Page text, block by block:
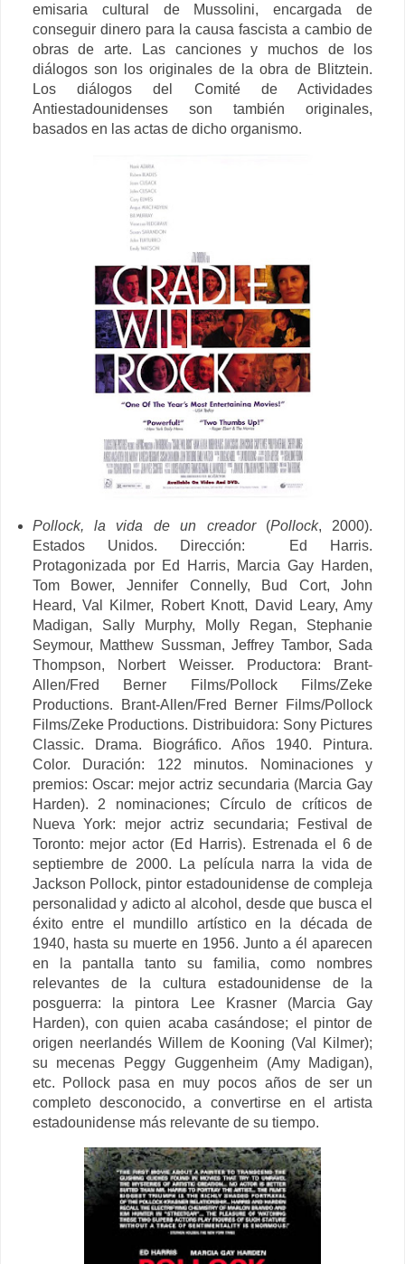
emisaria cultural de Mussolini, encargada de
conseguir dinero para la causa fascista a cambio de
obras de arte.
Las canciones y muchos de los
diálogos son los originales de la obra de Blitztein.
Los diálogos del Comité de Actividades
Antiestadounidenses son también originales,
basados en las actas de dicho organismo.
Pollock, la vida de un creador(Pollock, 2000).
Estados Unidos. Dirección: Ed Harris.
Protagonizada por Ed Harris, Marcia Gay Harden,
Tom Bower, Jennifer Connelly, Bud Cort, John
Heard, Val Kilmer, Robert Knott, David Leary, Amy
Madigan, Sally Murphy, Molly Regan, Stephanie
Seymour, Matthew Sussman, Jeffrey Tambor, Sada
Thompson, Norbert Weisser. Productora: Brant-
Allen/Fred Berner Films/Pollock Films/Zeke
Productions. Brant-Allen/Fred Berner Films/Pollock
Films/Zeke Productions. Distribuidora: Sony Pictures
Classic.
Drama. Biográfico. Años 1940. Pintura.
Color. Duración: 122 minutos. Nominaciones y
premios: Oscar: mejor actriz secundaria (Marcia Gay
Harden). 2 nominaciones; Círculo de críticos de
Nueva York: mejor actriz secundaria;
Festival de
Toronto: mejor actor (Ed Harris). Estrenada el 6 de
septiembre de 2000.
La película narra la vida de
Jackson Pollock, pintor estadounidense de compleja
personalidad y adicto al alcohol, desde que busca el
éxito entre el mundillo artístico en la década de
1940, hasta su muerte en 1956.Junto a él aparecen
en la pantalla tanto su familia, como nombres
relevantes de la cultura estadounidense de la
posguerra: la pintora Lee Krasner (Marcia Gay
Harden), con quien acaba casándose; el pintor de
origen neerlandés Willem de Kooning (Val Kilmer);
su mecenas Peggy Guggenheim (Amy Madigan),
etc. Pollock pasa en muy pocos años de ser un
completo desconocido, a convertirse en el artista
estadounidense más relevante de su tiempo.